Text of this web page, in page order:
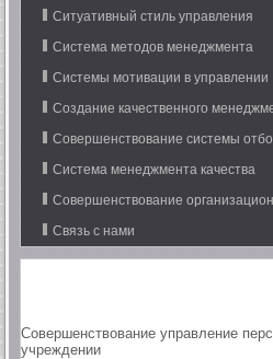
Ситуативный стиль управления
Система методов менеджмента
Системы мотивации в управлении
Создание качественного
Совершенствование системы
Система менеджмента качества
Совершенствование
Связь с нами
Совершенствование управление
учреждении